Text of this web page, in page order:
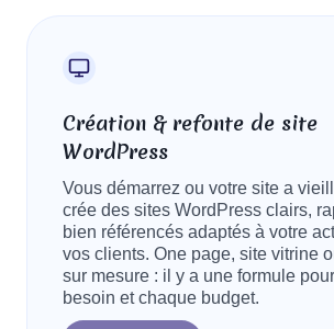
Création & refonte de site
WordPress
Vous démarrez ou votre site a
crée des sites WordPress clairs,
bien référencés adaptés à votre
vos clients. One page, site vitrine
sur mesure : il y a une formule
besoin et chaque budget.